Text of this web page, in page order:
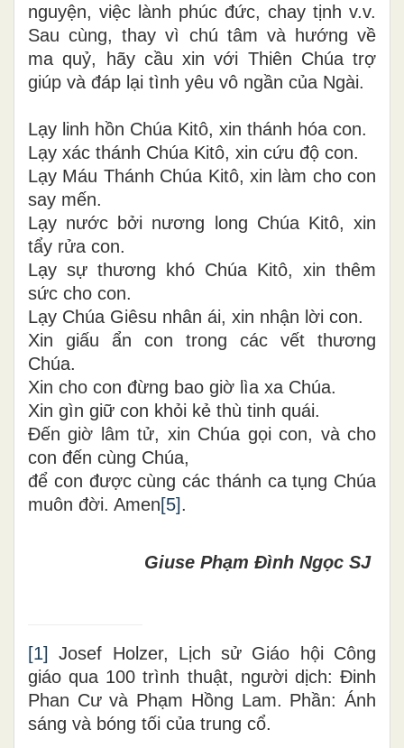
nguyện, việc lành phúc đức, chay tịnh v.v.
Sau cùng, thay vì chú tâm và hướng về
ma quỷ, hãy cầu xin với Thiên Chúa trợ
giúp và đáp lại tình yêu vô ngần của Ngài.
Lạy linh hồn Chúa Kitô, xin thánh hóa con.
Lạy xác thánh Chúa Kitô, xin cứu độ con.
Lạy Máu Thánh Chúa Kitô, xin làm cho con
say mến.
Lạy nước bởi nương long Chúa Kitô, xin
tẩy rửa con.
Lạy sự thương khó Chúa Kitô, xin thêm
sức cho con.
Lạy Chúa Giêsu nhân ái, xin nhận lời con.
Xin giấu ẩn con trong các vết thương
Chúa.
Xin cho con đừng bao giờ lìa xa Chúa.
Xin gìn giữ con khỏi kẻ thù tinh quái.
Đến giờ lâm tử, xin Chúa gọi con, và cho
con đến cùng Chúa,
để con được cùng các thánh ca tụng Chúa
muôn đời. Amen[5].
Giuse Phạm Đình Ngọc SJ
[1] Josef Holzer, Lịch sử Giáo hội Công
giáo qua 100 trình thuật, người dịch: Đinh
Phan Cư và Phạm Hồng Lam. Phần: Ánh
sáng và bóng tối của trung cổ.